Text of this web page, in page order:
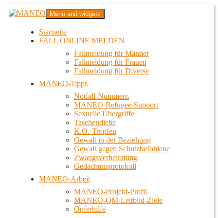
Zum
InhaltMANEO
Das schwule Anti-Gewalt-Projekt in Berlin
Menu and widgets
Startseite
FALL ONLINE MELDEN
Fallmeldung für Männer
Fallmeldung für Frauen
Fallmeldung für Diverse
MANEO-Tipps
Notfall-Nummern
MANEO-Refugee-Support
Sexuelle Übergriffe
Taschendiebe
K.O.-Tropfen
Gewalt in der Beziehung
Gewalt gegen Schutzbefohlene
Zwangsverheiratung
Gedächtnisprotokoll
MANEO-Arbeit
MANEO-Projekt-Profil
MANEO-QM-Leitbild-Ziele
Opferhilfe